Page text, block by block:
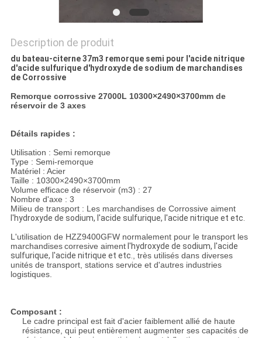
Description de produit
du bateau-citerne 37m3 remorque semi pour l'acide nitrique
d'acide sulfurique d'hydroxyde de sodium de marchandises
de Corrossive
Remorque corrossive 27000L 10300×2490×3700mm de
réservoir de 3 axes
Détails rapides :
Utilisation : Semi remorque
Type : Semi-remorque
Matériel : Acier
Taille : 10300×2490×3700mm
Volume efficace de réservoir (m3) : 27
Nombre d'axe : 3
Milieu de transport : Les marchandises de Corrossive aiment
l'hydroxyde de sodium, l'acide sulfurique, l'acide nitrique et etc.
L'utilisation de HZZ9400GFW normalement pour le transport les
marchandisescorresive aimentl'hydroxyde de sodium, l'acide
sulfurique, l'acide nitrique et etc., très utilisés dans diverses
unités de transport, stations service et d'autres industries
logistiques.
Composant :
Le cadre principal est fait d'acier faiblement allié de haute
résistance, qui peut entièrement augmenter ses capacités de